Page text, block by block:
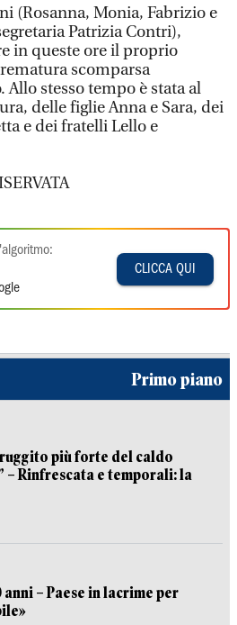
(Rosanna, Monia, Fabrizio e
Patrizia Contri),
in queste ore il proprio
scomparsa
Allo stesso tempo è stata al
delle figlie Anna e Sara, dei
e dei fratelli Lello e
CLICCA QUI
Primo piano
più forte del caldo
Rinfrescata e temporali: la
– Paese in lacrime per